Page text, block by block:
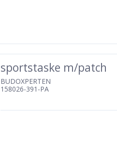
sportstaske m/patch
BUDOXPERTEN
158026-391-PA